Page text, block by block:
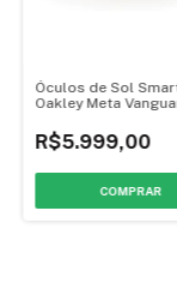
Óculos de Sol
Oakley Meta
R$5.999,00
COMPRAR